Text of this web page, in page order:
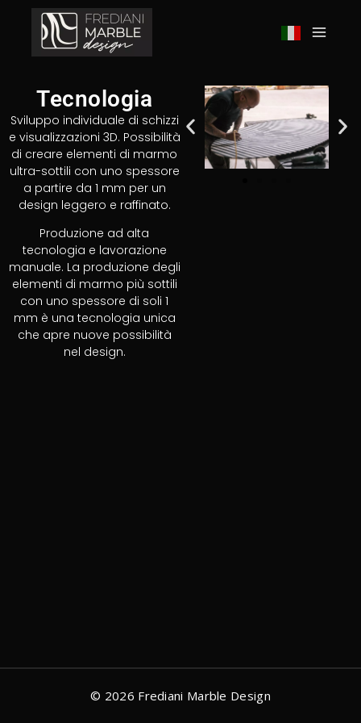
Tecnologia
Sviluppo individuale di schizzi
e visualizzazioni 3D. Possibilità
di creare elementi di marmo
ultra-sottili con uno spessore
a partire da 1 mm per un
design leggero e raffinato.
Produzione ad alta
tecnologia e lavorazione
manuale. La produzione degli
elementi di marmo più sottili
con uno spessore di soli 1
mm è una tecnologia unica
che apre nuove possibilità
nel design.
© 2026 Frediani Marble Design